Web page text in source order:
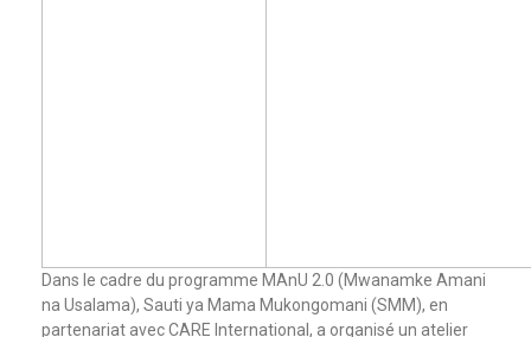
Dans le cadre du programme MAnU 2.0 (Mwanamke Amani
na Usalama), Sauti ya Mama Mukongomani (SMM), en
partenariat avec CARE International, a organisé un atelier